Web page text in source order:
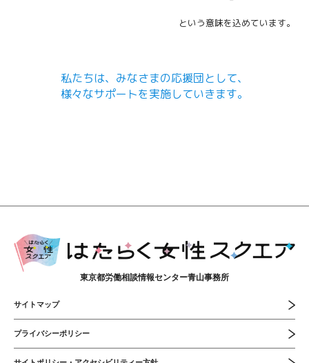
という意味を込めています。
私たちは、みなさまの応援団として、
様々なサポートを実施していきます。
東京都労働相談情報センター青山事務所
サイトマップ
プライバシーポリシー